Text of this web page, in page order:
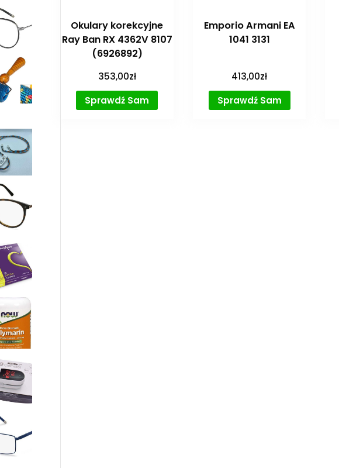
Okulary korekcyjne
Ray Ban RX 4362V 8107
(6926892)
353,00zł
Sprawdź Sam
Emporio Armani EA
1041 3131
413,00zł
Sprawdź Sam